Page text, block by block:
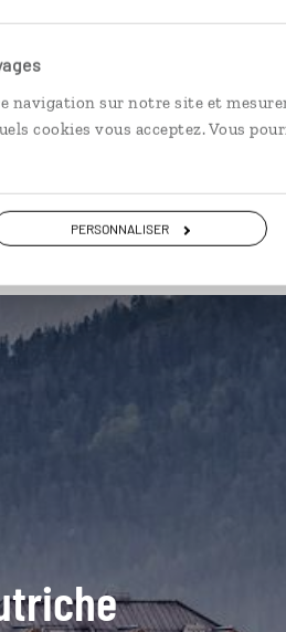
sur notre site et
cookies vous acceptez. Vous
PERSONNALISER
NOS 12 IDÉES DE VOYAGE EN AUTRICHE